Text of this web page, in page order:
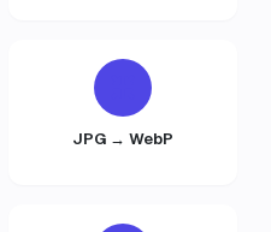
JPG → WebP